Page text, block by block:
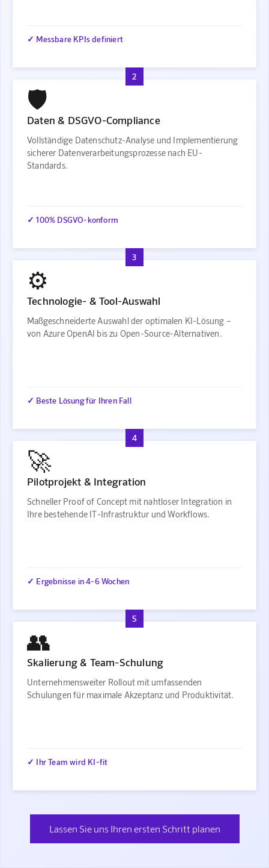
✓ Messbare KPIs definiert
2
🛡️
Daten & DSGVO-Compliance
Vollständige Datenschutz-Analyse und Implementierung
sicherer Datenverarbeitungsprozesse nach EU-
Standards.
✓ 100% DSGVO-konform
3
⚙️
Technologie- & Tool-Auswahl
Maßgeschneiderte Auswahl der optimalen KI-Lösung –
von Azure OpenAI bis zu Open-Source-Alternativen.
✓ Beste Lösung für Ihren Fall
4
🚀
Pilotprojekt & Integration
Schneller Proof of Concept mit nahtloser Integration in
Ihre bestehende IT-Infrastruktur und Workflows.
✓ Ergebnisse in 4-6 Wochen
5
👥
Skalierung & Team-Schulung
Unternehmensweiter Rollout mit umfassenden
Schulungen für maximale Akzeptanz und Produktivität.
✓ Ihr Team wird KI-fit
Lassen Sie uns Ihren ersten Schritt planen